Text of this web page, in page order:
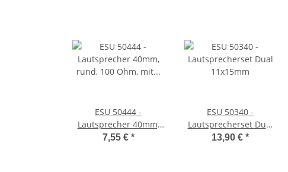
ESU 50444 -
Lautsprecher 40mm,
rund, 100 Ohm, mit
7,55 € *
ESU 50340 -
Lautsprecherset Dual
11x15mm
13,90 €*